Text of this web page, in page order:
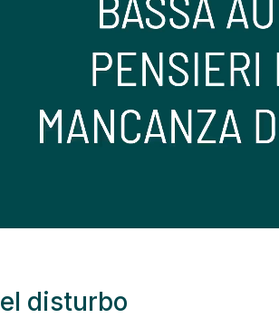
disturbo